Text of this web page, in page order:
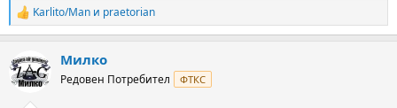
R
e
c
t
i
Karlito/Man и praetorian
Милко
Редовен Потребител ФТКС